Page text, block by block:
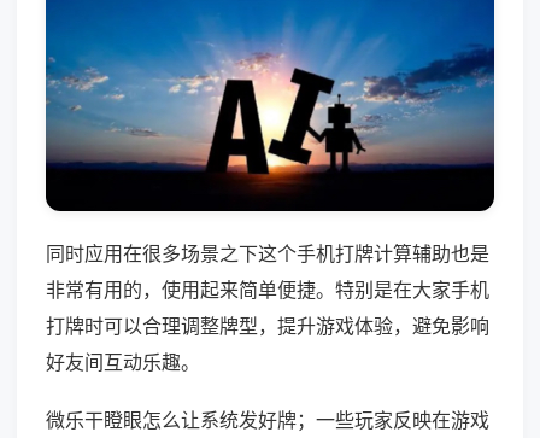
同时应用在很多场景之下这个手机打牌计算辅助也是
非常有用的，使用起来简单便捷。特别是在大家手机
打牌时可以合理调整牌型，提升游戏体验，避免影响
好友间互动乐趣。
微乐干瞪眼怎么让系统发好牌；一些玩家反映在游戏